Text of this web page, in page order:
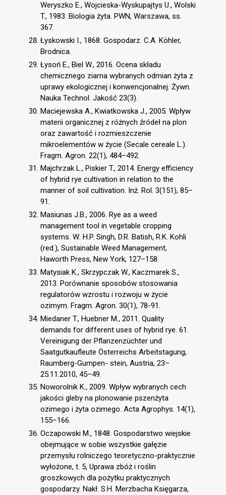
Weryszko E., Wojcieska-Wyskupajtys U., Wolski
T., 1983: Biologia żyta. PWN, Warszawa, ss.
367.
Łyskowski I., 1868. Gospodarz. C.A. Köhler,
Brodnica.
Łysoń E., Biel W., 2016. Ocena składu
chemicznego ziarna wybranych odmian żyta z
uprawy ekologicznej i konwencjonalnej. Żywn.
Nauka Technol. Jakość 23(3).
Maciejewska A., Kwiatkowska J., 2005. Wpływ
materii organicznej z różnych źródeł na plon
oraz zawartość i rozmieszczenie
mikroelementów w życie (Secale cereale L.).
Fragm. Agron. 22(1), 484–492.
Majchrzak L., Piskier T., 2014. Energy efficiency
of hybrid rye cultivation in relation to the
manner of soil cultivation. Inż. Rol. 3(151), 85–
91.
Masiunas J.B., 2006. Rye as a weed
management tool in vegetable cropping
systems. W: H.P. Singh, D.R. Batish, R.K. Kohli
(red.), Sustainable Weed Management,
Haworth Press, New York, 127–158.
Matysiak K., Skrzypczak W., Kaczmarek S.,
2013. Porównanie sposobów stosowania
regulatorów wzrostu i rozwoju w życie
ozimym. Fragm. Agron. 30(1), 78-91.
Miedaner T., Huebner M., 2011. Quality
demands for different uses of hybrid rye. 61.
Vereinigung der Pflanzenzüchter und
Saatgutkaufleute Österreichs Arbeitstagung,
Raumberg-Gumpen- stein, Austria, 23–
25.11.2010, 45–49.
Noworolnik K., 2009. Wpływ wybranych cech
jakości gleby na plonowanie pszenżyta
ozimego i żyta ozimego. Acta Agrophys. 14(1),
155–166.
Oczapowski M., 1848. Gospodarstwo wiejskie
obejmujące w sobie wszystkie gałęzie
przemysłu rolniczego teoretyczno-praktycznie
wyłożone, t. 5, Uprawa zbóż i roślin
groszkowych dla pożytku praktycznych
gospodarzy. Nakł. S.H. Merzbacha Księgarza,